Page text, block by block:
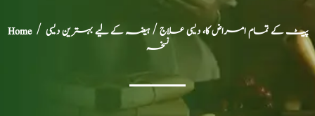
Home/ پیٹ کے تمام امراض کا، دیسی علاج/ ہیضہ کے لیے بہترین دیسی
نسخہ